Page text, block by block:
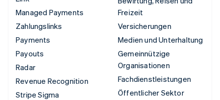
Managed Payments
Zahlungslinks
Payments
Payouts
Radar
Revenue Recognition
Stripe Sigma
Freizeit
Versicherungen
Medien und Unterhaltung
Gemeinnützige
Organisationen
Fachdienstleistungen
Öffentlicher Sektor